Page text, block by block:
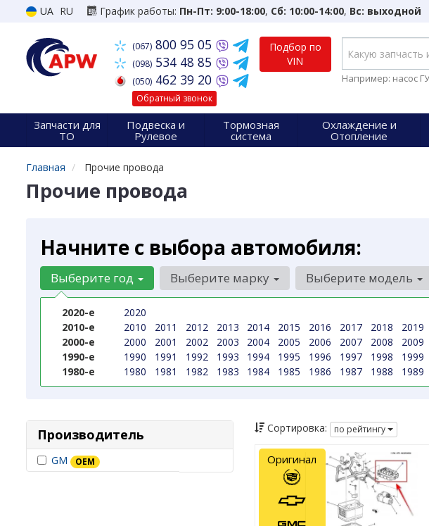
UA RU График работы: Пн-Пт: 9:00-18:00, Сб: 10:00-14:00, Вс: выходной
(067)800 95 05
(098)534 48 85
(050)462 39 20
Обратный звонок
Подбор по
VIN
Например: насос
Запчасти для
ТО
Подвеска и
Рулевое
Тормозная
система
Охлаждение и
Отопление
Главная Прочие провода
Прочие провода
Начните с выбора автомобиля:
Выберите год
2020-е
2020
2010-е
2010 2011 2012 2013 2014 2015 2016 2017 2018
2019
2000-е
2000 2001 2002 2003 2004 2005 2006 2007 2008
2009
1990-е
1990 1991 1992 1993 1994 1995 1996 1997 1998
1999
1980-е
1980 1981 1982 1983 1984 1985 1986 1987 1988 1989
Выберите марку Выберите модель
Производитель
GM OEM
Сортировка: по рейтингу
Оригинал